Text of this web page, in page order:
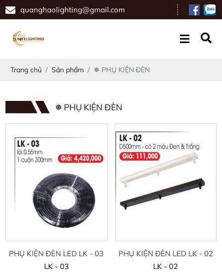
quanghaolighting@gmail.com
Trang chủ Sản phẩm ❅ PHỤ KIỆN ĐÈN
❅ PHỤ KIỆN ĐÈN
PHỤ KIỆN ĐÈN LED LK - 03
LK - 03
PHỤ KIỆN ĐÈN LED LK - 02
LK - 02